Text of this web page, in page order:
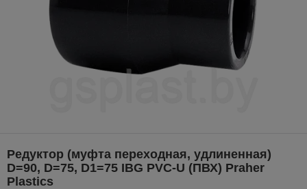
Редуктор (муфта переходная, удлиненная)
D=90, D=75, D1=75 IBG PVC-U (ПВХ) Praher
Plastics